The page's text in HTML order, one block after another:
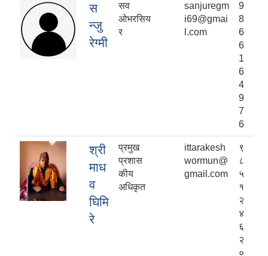
स
न्जु
रेग्मी
सव
ओभरसिय
र
sanjuregm
i69@gmai
l.com
9
8
6
6
1
6
4
9
7
6
श्री
माध
व
घिमि
रे
प्रमुख
प्रशास
कीय
अधिकृत
ittarakesh
wormun@
gmail.com
९
८
५
१
२
४
६
२
०